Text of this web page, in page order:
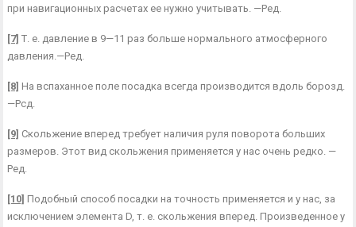
при навигационных расчетах ее нужно учитывать. —Ред.
[7] Т. е. давление в 9—11 раз больше нормального атмосферного
давления.—Ред.
[8] На вспаханное поле посадка всегда производится вдоль борозд.
—Рсд.
[9] Скольжение вперед требует наличия руля поворота больших
размеров. Этот вид скольжения применяется у нас очень редко. —
Ред.
[10] Подобный способ посадки на точность применяется и у нас, за
исключением эле­мента D, т. е. скольжения вперед. Произведенное у